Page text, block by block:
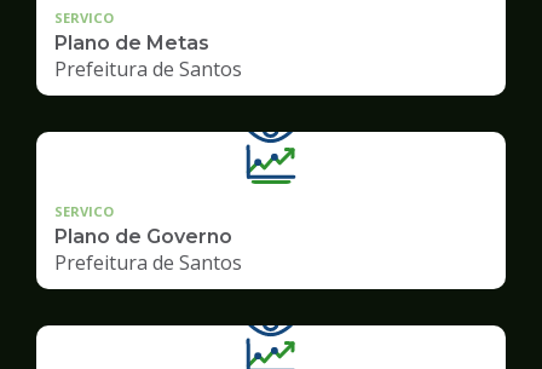
SERVICO
Plano de Metas
Prefeitura de Santos
SERVICO
Plano de Governo
Prefeitura de Santos